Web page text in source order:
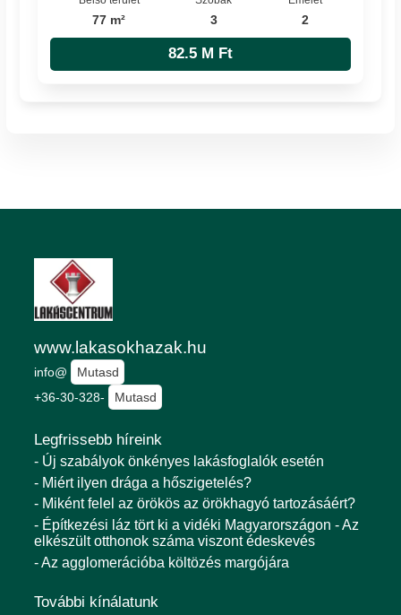
77 m² 3 2
82.5 M Ft
www.lakasokhazak.hu
info@
Mutasd
+36-30-328-
Mutasd
Legfrissebb híreink
- Új szabályok önkényes lakásfoglalók esetén
- Miért ilyen drága a hőszigetelés?
- Miként felel az örökös az örökhagyó tartozásáért?
- Építkezési láz tört ki a vidéki Magyarországon - Az
elkészült otthonok száma viszont édeskevés
- Az agglomerációba költözés margójára
További kínálatunk